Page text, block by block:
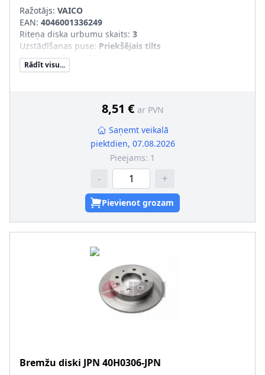
Ražotājs: VAICO
EAN: 4046001336249
Riteņa diska urbumu skaits: 3
Uzstādīšanas puse: Priekšējais tilts
Augstums [mm]
Bremžu diska tips
Ārējais diametrs [mm] :238
Centrējošais diametrs [mm] : 57
Skrūvju loks-Ø [mm]:98
Bremžu diska rumbas augstums [mm]:
Rādīt visu...
8,51 € ar PVN
Saņemt veikalā
piektdien, 07.08.2026
Pieejams: 1
- +
Pievienot grozam
Bremžu diski JPN 40H0306-JPN